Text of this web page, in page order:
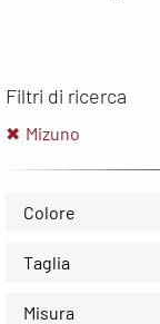
Filtri di ricerca
Mizuno
Colore
Taglia
Misura